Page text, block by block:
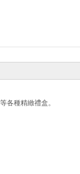
各種精緻禮盒。